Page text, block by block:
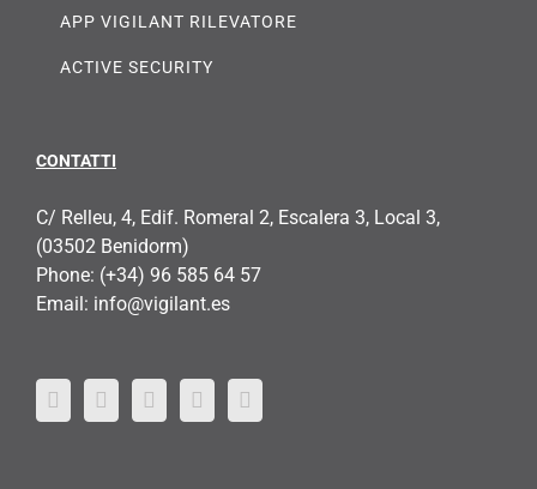
APP VIGILANT RILEVATORE
ACTIVE SECURITY
CONTATTI
C/ Relleu, 4, Edif. Romeral 2, Escalera 3, Local 3,
(03502 Benidorm)
Phone: (+34) 96 585 64 57
Email: info@vigilant.es